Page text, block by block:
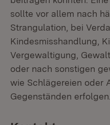
sollte vor allem nach
Strangulation, bei
Kindesmisshandlung,
Vergewaltigung,
oder nach sonstigen
wie Schlägereien oder
Gegenständen erfolgen.